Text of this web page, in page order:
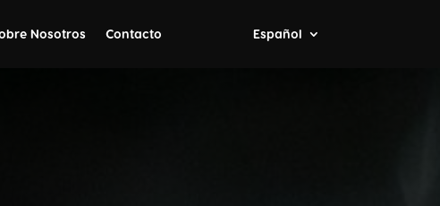
Nosotros Contacto Español